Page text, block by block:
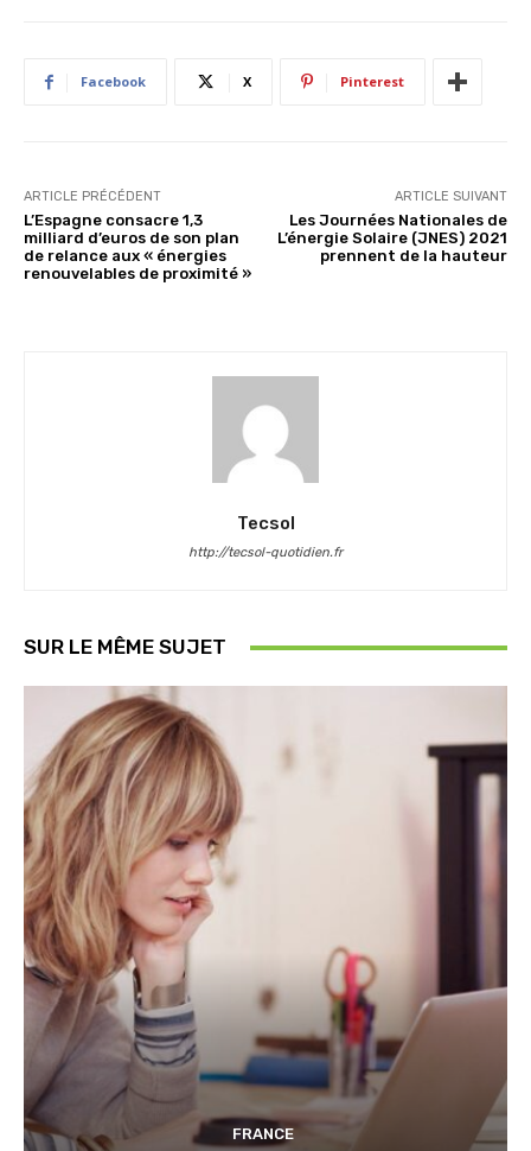
Facebook X Pinterest
ARTICLE PRÉCÉDENT
L’Espagne consacre 1,3
milliard d’euros de son plan
de relance aux « énergies
renouvelables de proximité »
ARTICLE SUIVANT
Les Journées Nationales de
L’énergie Solaire (JNES) 2021
prennent de la hauteur
Tecsol
http://tecsol-quotidien.fr
SUR LE MÊME SUJET
FRANCE